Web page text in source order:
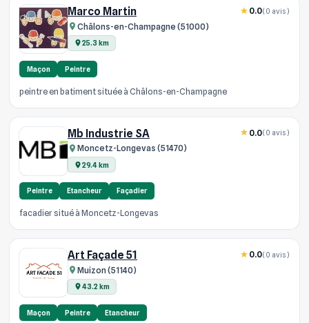
Marco Martin
Châlons-en-Champagne (51000)
25.3 km
0.0(0 avis)
Maçon Peintre
peintre en batiment située à Châlons-en-Champagne
Mb Industrie SA
Moncetz-Longevas (51470)
29.4 km
0.0(0 avis)
Peintre Etancheur Façadier
facadier situé à Moncetz-Longevas
Art Façade 51
Muizon (51140)
43.2 km
0.0(0 avis)
Maçon Peintre Etancheur